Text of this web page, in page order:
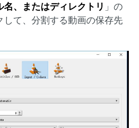
名、またはディレクトリ 」の
して、分割する動画の保存先